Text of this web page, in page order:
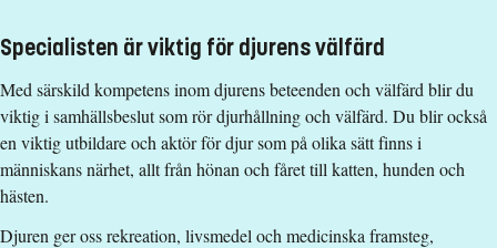
Urvalsgrupper
Särskilt urvalsförfarande används. Läs mer om urval vid
antagning till senare del här
https://liu.se/organisation/liu/lith/byte-av-program-ansokan-
till-senare-del
Specialisten är viktig för djurens välfärd
Med särskild kompetens inom djurens beteenden och välfärd blir du
viktig i samhällsbeslut som rör djurhållning och välfärd. Du blir också
en viktig utbildare och aktör för djur som på olika sätt finns i
människans närhet, allt från hönan och fåret till katten, hunden och
hästen.
Djuren ger oss rekreation, livsmedel och medicinska framsteg,